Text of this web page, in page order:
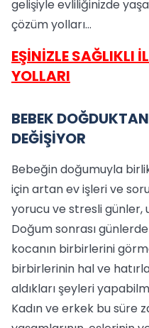
gelişiyle evliliğinizde
çözüm yolları…
EŞİNİZLE SAĞLIKLI
YOLLARI
BEBEK
DEĞİŞİYOR
Bebeğin doğumuyla
için artan ev işleri ve
yorucu ve stresli günler,
Doğum sonrası
kocanın birbirlerini
birbirlerinin hal ve
aldıkları şeyleri
Kadın ve erkek bu süre